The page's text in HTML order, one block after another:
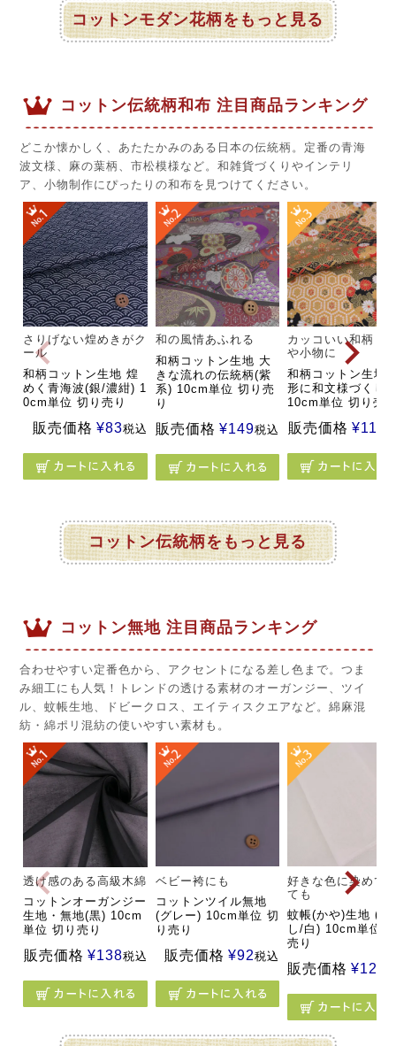
コットンモダン花柄をもっと見る
コットン伝統柄和布 注目商品ランキング
どこか懐かしく、あたたかみのある日本の伝統柄。定番の青海
波文様、麻の葉柄、市松模様など。和雑貨づくりやインテリ
ア、小物制作にぴったりの和布を見つけてください。
さりげない煌めきがク
ール
和柄コットン生地 煌
めく青海波(銀/濃紺) 1
0cm単位 切り売り
販売価格 ¥83税込
和の風情あふれる
和柄コットン生地 大
きな流れの伝統柄(紫
系) 10cm単位 切り売
り
販売価格 ¥149税込
カッコいい和柄・
や小物に
和柄コットン生地
形に和文様づくし(
10cm単位 切り売
販売価格 ¥110
コットン伝統柄をもっと見る
コットン無地 注目商品ランキング
合わせやすい定番色から、アクセントになる差し色まで。つま
み細工にも人気！トレンドの透ける素材のオーガンジー、ツイ
ル、蚊帳生地、ドビークロス、エイティスクエアなど。綿麻混
紡・綿ポリ混紡の使いやすい素材も。
透け感のある高級木綿
コットンオーガンジー
生地・無地(黒) 10cm
単位 切り売り
販売価格 ¥138税込
ベビー袴にも
コットンツイル無地
(グレー) 10cm単位 切
り売り
販売価格 ¥92税込
好きな色に染めて
ても
蚊帳(かや)生地 (さ
し/白) 10cm単位
売り
販売価格 ¥121